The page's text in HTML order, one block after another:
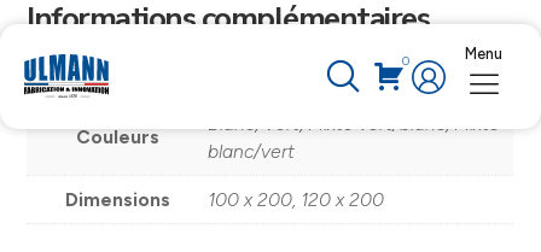
0 Menu
Informations complémentaires
Tableaux Simples, Triptyques
Couleurs
Blanc, Vert, Mixte vert/blanc, Mixte
blanc/vert
Dimensions 100 x 200, 120 x 200